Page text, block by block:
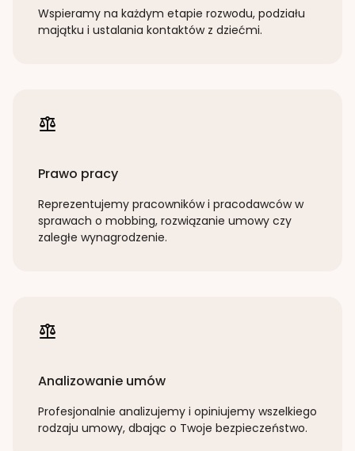
Wspieramy na każdym etapie rozwodu, podziału
majątku i ustalania kontaktów z dziećmi.
Prawo pracy
Reprezentujemy pracowników i pracodawców w
sprawach o mobbing, rozwiązanie umowy czy
zaległe wynagrodzenie.
Analizowanie umów
Profesjonalnie analizujemy i opiniujemy wszelkiego
rodzaju umowy, dbając o Twoje bezpieczeństwo.